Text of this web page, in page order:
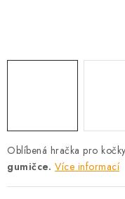
Kontakt Možnosti
Obchodní podmínky
Oblíbená hračka pro
gumičce. Více informací